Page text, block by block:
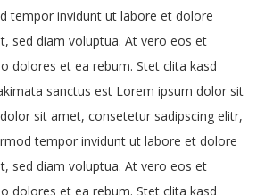
tempor invidunt ut labore et dolore
sed diam voluptua. At vero eos et
dolores et ea rebum. Stet clita kasd
sanctus est Lorem ipsum dolor sit
sit amet, consetetur sadipscing elitr,
tempor invidunt ut labore et dolore
sed diam voluptua. At vero eos et
dolores et ea rebum. Stet clita kasd